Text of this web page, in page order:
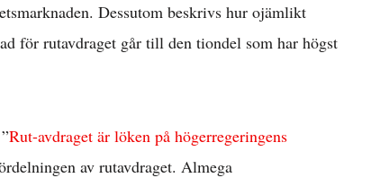
Dessutom beskrivs hur ojämlikt
för rutavdraget går till den tiondel som har högst
Rut-avdraget är löken på högerregeringens
av rutavdraget. Almega